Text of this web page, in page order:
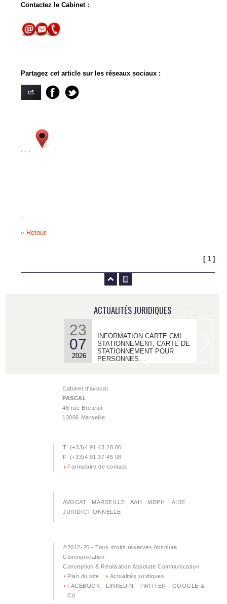
Contactez le Cabinet :
Partagez cet article sur les réseaux sociaux :
. . .
.
« Retour
[ 1 ]
ACTUALITÉS JURIDIQUES
23
07
2026
INFORMATION CARTE CMI
STATIONNEMENT, CARTE DE
STATIONNEMENT POUR
PERSONNES…
06
MAJORATION POUR LA VIE
2026
LE RECOURS DALO
02
2026
2026
23
02
2026
ACTUALISATION INVALIDITE
ET PENSION D’INVALIDITE.
Cabinet d'avocat
PASCAL
46 rue Breteuil
13006 Marseille
T. (+33)4 91 43 28 06
F. (+33)4 91 37 45 08
Formulaire de contact
AVOCAT MARSEILLE AAH MDPH AIDE
JURIDICTIONNELLE
©2012-26 - Tous droits réservés Absolute
Communication
Conception & Réalisation Absolute Communication
Plan du site
Actualités juridiques
FACEBOOK - LINKEDIN - TWITTER - GOOGLE &
Co